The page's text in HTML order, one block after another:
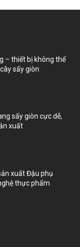
– thiết bị không thể
sấy giòn
sấy giòn cực dễ,
xuất
xuất Đậu phụ
thực phẩm